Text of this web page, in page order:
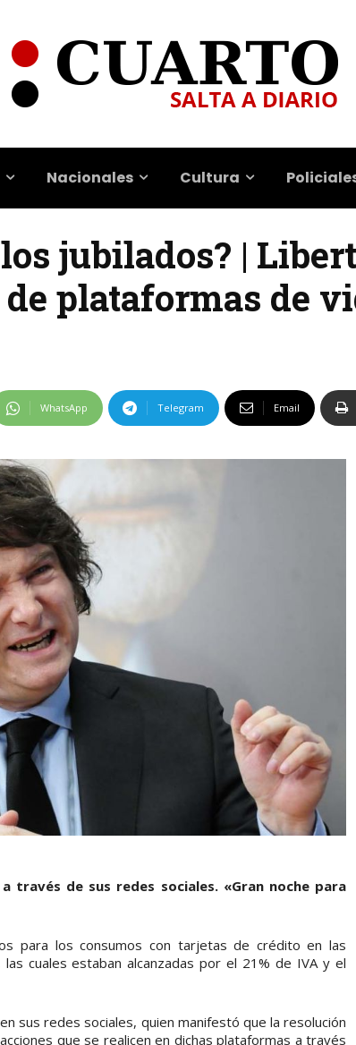
Nacionales Cultura
jubilados? |
plataformas de
WhatsApp Telegram Email
través de sus redes sociales. «Gran noche para
para los consumos con tarjetas de crédito en las
cuales estaban alcanzadas por el 21% de IVA y el
sus redes sociales, quien manifestó que la resolución
que se realicen en dichas plataformas a través